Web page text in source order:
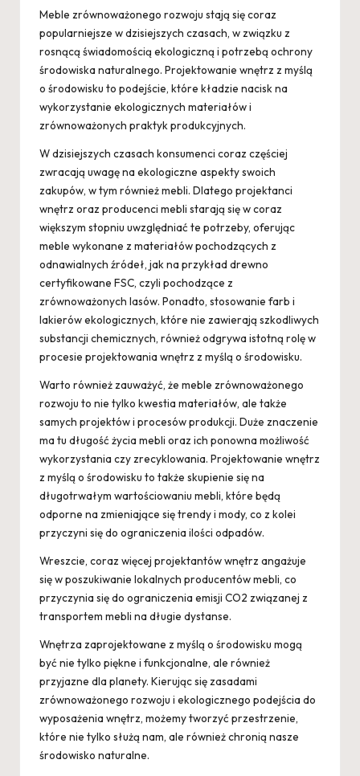
Meble zrównoważonego rozwoju stają się coraz
popularniejsze w dzisiejszych czasach, w związku z
rosnącą świadomością ekologiczną i potrzebą ochrony
środowiska naturalnego. Projektowanie wnętrz z myślą
o środowisku to podejście, które kładzie nacisk na
wykorzystanie ekologicznych materiałów i
zrównoważonych praktyk produkcyjnych.
W dzisiejszych czasach konsumenci coraz częściej
zwracają uwagę na ekologiczne aspekty swoich
zakupów, w tym również mebli. Dlatego projektanci
wnętrz oraz producenci mebli starają się w coraz
większym stopniu uwzględniać te potrzeby, oferując
meble wykonane z materiałów pochodzących z
odnawialnych źródeł, jak na przykład drewno
certyfikowane FSC, czyli pochodzące z
zrównoważonych lasów. Ponadto, stosowanie farb i
lakierów ekologicznych, które nie zawierają szkodliwych
substancji chemicznych, również odgrywa istotną rolę w
procesie projektowania wnętrz z myślą o środowisku.
Warto również zauważyć, że meble zrównoważonego
rozwoju to nie tylko kwestia materiałów, ale także
samych projektów i procesów produkcji. Duże znaczenie
ma tu długość życia mebli oraz ich ponowna możliwość
wykorzystania czy zrecyklowania. Projektowanie wnętrz
z myślą o środowisku to także skupienie się na
długotrwałym wartościowaniu mebli, które będą
odporne na zmieniające się trendy i mody, co z kolei
przyczyni się do ograniczenia ilości odpadów.
Wreszcie, coraz więcej projektantów wnętrz angażuje
się w poszukiwanie lokalnych producentów mebli, co
przyczynia się do ograniczenia emisji CO2 związanej z
transportem mebli na długie dystanse.
Wnętrza zaprojektowane z myślą o środowisku mogą
być nie tylko piękne i funkcjonalne, ale również
przyjazne dla planety. Kierując się zasadami
zrównoważonego rozwoju i ekologicznego podejścia do
wyposażenia wnętrz, możemy tworzyć przestrzenie,
które nie tylko służą nam, ale również chronią nasze
środowisko naturalne.